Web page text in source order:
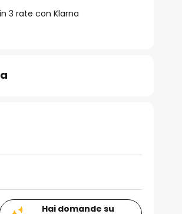
3 rate con Klarna
Hai domande su